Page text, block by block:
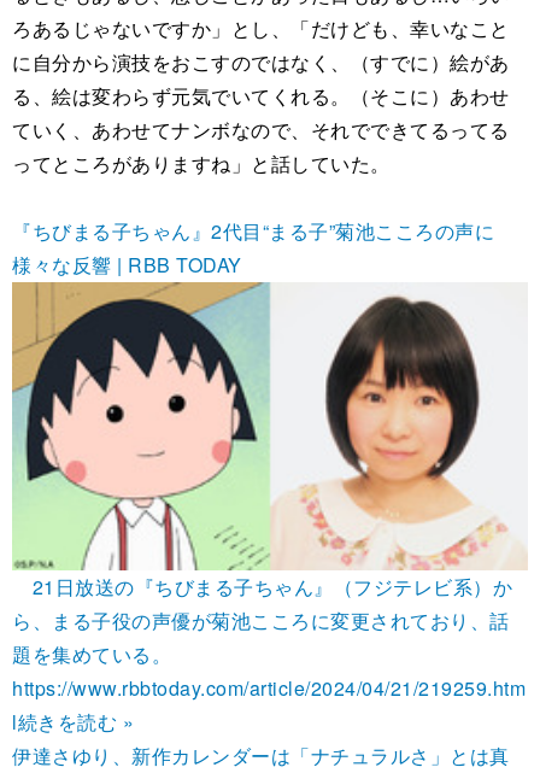
ろあるじゃないですか」とし、「だけども、幸いなこと
に自分から演技をおこすのではなく、（すでに）絵があ
る、絵は変わらず元気でいてくれる。（そこに）あわせ
ていく、あわせてナンボなので、それでできてるってる
ってところがありますね」と話していた。
『ちびまる子ちゃん』2代目“まる子”菊池こころの声に
様々な反響 | RBB TODAY
21日放送の『ちびまる子ちゃん』（フジテレビ系）か
ら、まる子役の声優が菊池こころに変更されており、話
題を集めている。
https://www.rbbtoday.com/article/2024/04/21/219259.htm
l続きを読む »
伊達さゆり、新作カレンダーは「ナチュラルさ」とは真